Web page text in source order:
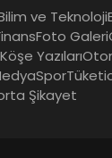
ve Teknoloji
Foto Galeri
Köşe Yazıları
Spor
Şikayet